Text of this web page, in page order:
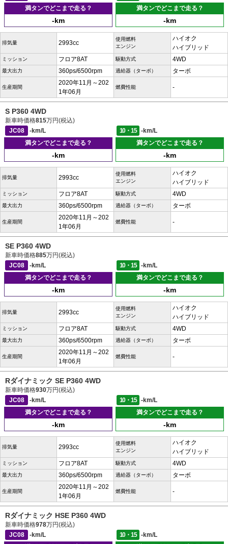
満タンでどこまで走る？
-km
満タンでどこまで走る？
-km
排気量 2993cc
使用燃料
エンジン
ハイオク
ハイブリッド
ミッション フロア8AT 駆動方式 4WD
最大出力 360ps/6500rpm 過給器（ターボ） ターボ
生産期間
2020年11月～202
1年06月
燃費性能 -
S P360 4WD
新車時価格815万円(税込)
JC08
-km/L 10・15
-km/L
満タンでどこまで走る？
-km
満タンでどこまで走る？
-km
排気量 2993cc
使用燃料
エンジン
ハイオク
ハイブリッド
ミッション フロア8AT 駆動方式 4WD
最大出力 360ps/6500rpm 過給器（ターボ） ターボ
生産期間
2020年11月～202
1年06月
燃費性能 -
SE P360 4WD
新車時価格885万円(税込)
JC08
-km/L 10・15
-km/L
満タンでどこまで走る？
-km
満タンでどこまで走る？
-km
排気量 2993cc
使用燃料
エンジン
ハイオク
ハイブリッド
ミッション フロア8AT 駆動方式 4WD
最大出力 360ps/6500rpm 過給器（ターボ） ターボ
生産期間
2020年11月～202
1年06月
燃費性能 -
Rダイナミック SE P360 4WD
新車時価格930万円(税込)
JC08
-km/L 10・15
-km/L
満タンでどこまで走る？
-km
満タンでどこまで走る？
-km
排気量 2993cc
使用燃料
エンジン
ハイオク
ハイブリッド
ミッション フロア8AT 駆動方式 4WD
最大出力 360ps/6500rpm 過給器（ターボ） ターボ
生産期間
2020年11月～202
1年06月
燃費性能 -
Rダイナミック HSE P360 4WD
新車時価格978万円(税込)
JC08
-km/L 10・15
-km/L